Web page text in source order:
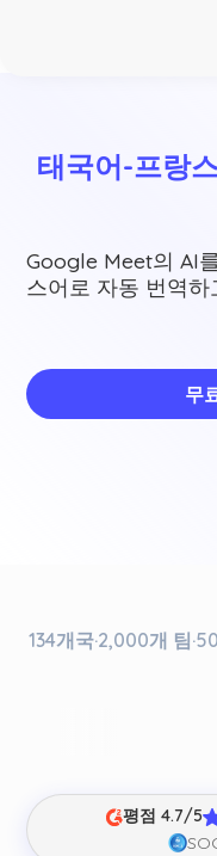
태국어-프랑
Google Meet의 AI
스어로 자동 번역
무
134개국·2,000개 팀
평점 4.7/5